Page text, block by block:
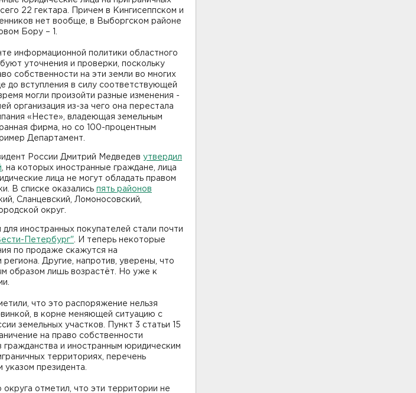
22 гектара. Причем в Кингисеппском и
нет вообще, в Выборгском районе
Бору – 1.
информационной политики областного
уточнения и проверки, поскольку
собственности на эти земли во многих
до вступления в силу соответствующей
могли произойти разные изменения -
организация из-за чего она перестала
«Несте», владеющая земельным
фирма, но со 100-процентным
Департамент.
России Дмитрий Медведев утвердил
, на которых иностранные граждане, лица
лица не могут обладать правом
В списке оказались пять районов
Сланцевский, Ломоносовский,
округ.
иностранных покупателей стали почти
Петербург" . И теперь некоторые
по продаже скажутся на
Другие, напротив, уверены, что
образом лишь возрастёт. Но уже к
что это распоряжение нельзя
в корне меняющей ситуацию с
земельных участков. Пункт 3 статьи 15
на право собственности
гражданства и иностранным юридическим
территориях, перечень
президента.
округа отметил, что эти территории не